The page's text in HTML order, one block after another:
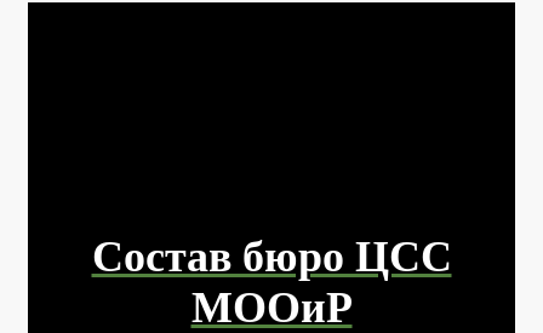
Состав бюро ЦСС
МООиР